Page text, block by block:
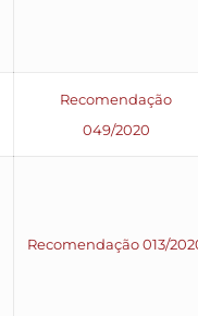
Recomendação
049/2020
Recomendação 013/